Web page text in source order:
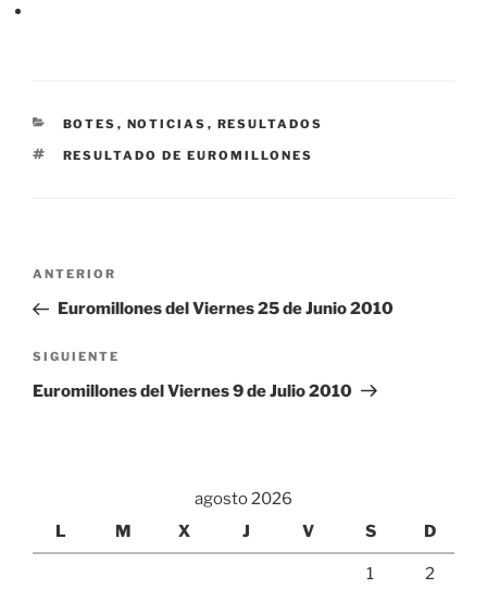
CATEGORÍAS
BOTES , NOTICIAS , RESULTADOS
ETIQUETAS
RESULTADO DE EUROMILLONES
Navegación
entradas
Entrada
anterior:
ANTERIOR
Euromillones del Viernes 25 de Junio 2010
Siguiente
entrada
SIGUIENTE
Euromillones del Viernes 9 de Julio 2010
agosto 2026
L
M X J V S D
1 2